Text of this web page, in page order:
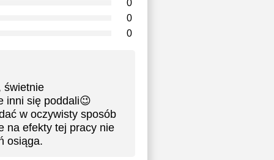
0
0
0
świetnie
inni się poddali😉
w oczywisty sposób
na efekty tej pracy nie
osiąga.